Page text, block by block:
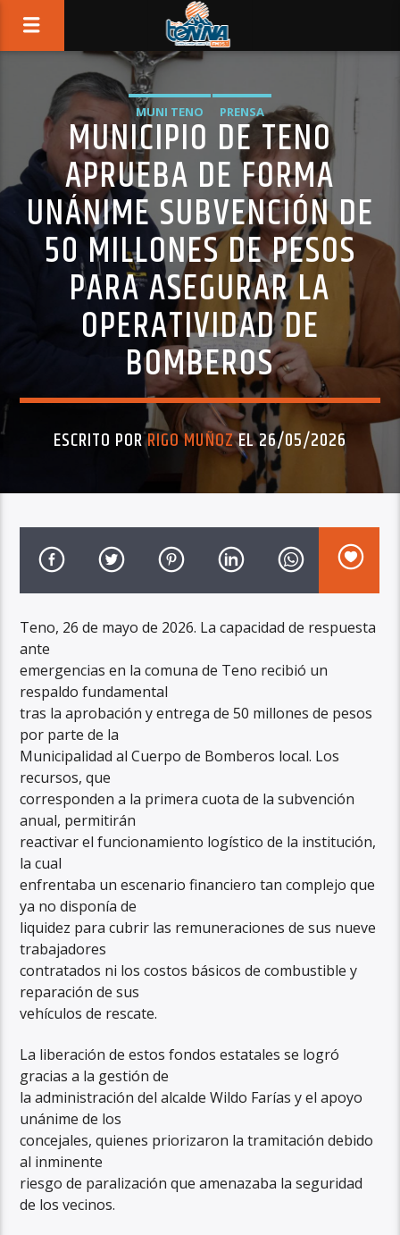
MUNI TENO PRENSA
MUNICIPIO DE TENO
APRUEBA DE FORMA
UNÁNIME SUBVENCIÓN DE
50 MILLONES DE PESOS
PARA ASEGURAR LA
OPERATIVIDAD DE
BOMBEROS
ESCRITO PORRIGO MUÑOZEL 26/05/2026
Teno, 26 de mayo de 2026. La capacidad de respuesta
ante
emergencias en la comuna de Teno recibió un
respaldo fundamental
tras la aprobación y entrega de 50 millones de pesos
por parte de la
Municipalidad al Cuerpo de Bomberos local. Los
recursos, que
corresponden a la primera cuota de la subvención
anual, permitirán
reactivar el funcionamiento logístico de la institución,
la cual
enfrentaba un escenario financiero tan complejo que
ya no disponía de
liquidez para cubrir las remuneraciones de sus nueve
trabajadores
contratados ni los costos básicos de combustible y
reparación de sus
vehículos de rescate.
La liberación de estos fondos estatales se logró
gracias a la gestión de
la administración del alcalde Wildo Farías y el apoyo
unánime de los
concejales, quienes priorizaron la tramitación debido
al inminente
riesgo de paralización que amenazaba la seguridad
de los vecinos.